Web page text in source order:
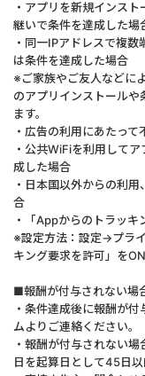
・アプリを新規インス
継いで条件を達成した場
・同一IPアドレスで複
は条件を達成した場合
※ご家族やご友人などに
のアプリインストールや
ます。
・広告の利用にあたっ
・公共WiFiを利用して
成した場合
・日本国以外からの利
合
・「Appからのトラッ
※設定方法：設定→プラ
キング要求を許可」をON
■報酬が付与されない場
・条件達成後に報酬が
ムよりご連絡ください。
・報酬が付与されない
日を起算日として45日以